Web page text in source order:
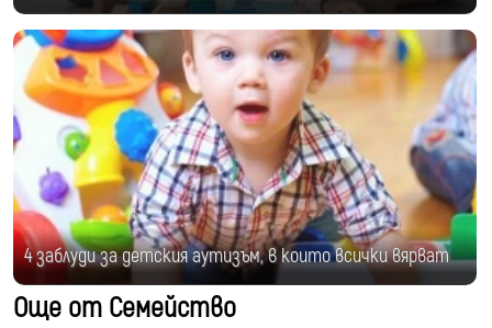
4 заблуди за детския аутизъм, в които всички вярват
Още от Семейство